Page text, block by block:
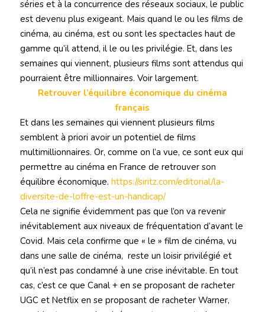
séries et à la concurrence des réseaux sociaux, le public
est devenu plus exigeant. Mais quand le ou les films de
cinéma, au cinéma, est ou sont les spectacles haut de
gamme qu’il attend, il le ou les privilégie. Et, dans les
semaines qui viennent, plusieurs films sont attendus qui
pourraient être millionnaires. Voir largement.
Retrouver l’équilibre économique du cinéma
français
Et dans les semaines qui viennent plusieurs films
semblent à priori avoir un potentiel de films
multimillionnaires. Or, comme on l’a vue, ce sont eux qui
permettre au cinéma en France de retrouver son
équilibre économique. https://siritz.com/editorial/la-
diversite-de-loffre-est-un-handicap/
Cela ne signifie évidemment pas que l’on va revenir
inévitablement aux niveaux de fréquentation d’avant le
Covid. Mais cela confirme que « le » film de cinéma, vu
dans une salle de cinéma, reste un loisir privilégié et
qu’il n’est pas condamné à une crise inévitable. En tout
cas, c’est ce que Canal + en se proposant de racheter
UGC et Netflix en se proposant de racheter Warner,